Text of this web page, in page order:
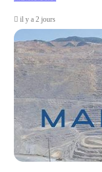
il y a 2 jours